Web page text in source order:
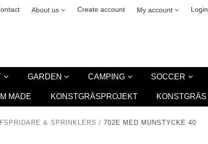
About us Create account My account Login
Newsletter
GARDEN CAMPING SOCCER
MADE KONSTGRÄSPROJEKT KONSTGRÄS
& SPRINKLERS / 702E MED MUNSTYCKE 40